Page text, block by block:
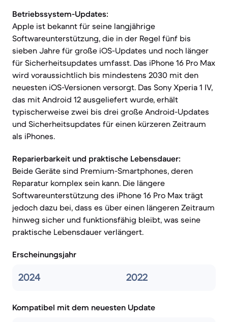
Betriebssystem-Updates:
Apple ist bekannt für seine langjährige
Softwareunterstützung, die in der Regel fünf bis
sieben Jahre für große iOS-Updates und noch länger
für Sicherheitsupdates umfasst. Das iPhone 16 Pro Max
wird voraussichtlich bis mindestens 2030 mit den
neuesten iOS-Versionen versorgt. Das Sony Xperia 1 IV,
das mit Android 12 ausgeliefert wurde, erhält
typischerweise zwei bis drei große Android-Updates
und Sicherheitsupdates für einen kürzeren Zeitraum
als iPhones.
Reparierbarkeit und praktische Lebensdauer:
Beide Geräte sind Premium-Smartphones, deren
Reparatur komplex sein kann. Die längere
Softwareunterstützung des iPhone 16 Pro Max trägt
jedoch dazu bei, dass es über einen längeren Zeitraum
hinweg sicher und funktionsfähig bleibt, was seine
praktische Lebensdauer verlängert.
Erscheinungsjahr
2024 2022
Kompatibel mit dem neuesten Update